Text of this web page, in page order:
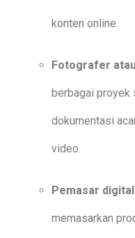
konten online.
Fotografer
berbagai proyek
dokumentasi
video.
Pemasar digital
memasarkan